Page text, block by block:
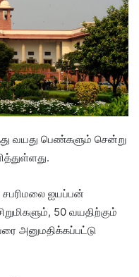
வயது பெண்களும் சென்று
சபரிமலை ஐயப்பன்
50 வயதிற்கும்
அனுமதிக்கப்பட்டு